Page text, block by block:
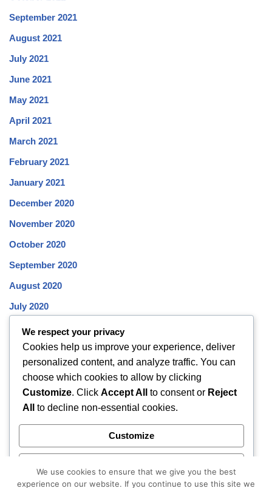
September 2021
August 2021
July 2021
June 2021
May 2021
April 2021
March 2021
February 2021
January 2021
December 2020
November 2020
October 2020
September 2020
August 2020
July 2020
June 2020
May 2020
April 2020
March 2020
February 2020
December 2019
November 2019
We respect your privacy
Cookies help us improve your experience, deliver
personalized content, and analyze traffic. You can
choose which cookies to allow by clicking
Customize. Click Accept All to consent or Reject
All
to decline non-essential cookies.
Customize
We use cookies to ensure that we give you the best
experience on our website. If you continue to use this site we